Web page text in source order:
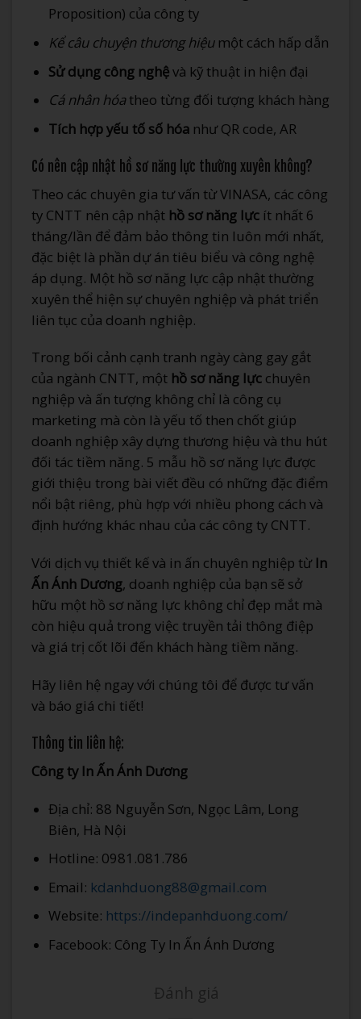
Proposition) của công ty
Kể câu chuyện thương hiệumột cách hấp dẫn
Sử dụng công nghệvà kỹ thuật in hiện đại
Cá nhân hóatheo từng đối tượng khách hàng
Tích hợp yếu tố số hóanhư QR code, AR
Có nên cập nhật hồ sơ năng lực thường xuyên không?
Theo các chuyên gia tư vấn từ VINASA, các công
ty CNTT nên cập nhật hồ sơ năng lực ít nhất 6
tháng/lần để đảm bảo thông tin luôn mới nhất,
đặc biệt là phần dự án tiêu biểu và công nghệ
áp dụng. Một hồ sơ năng lực cập nhật thường
xuyên thể hiện sự chuyên nghiệp và phát triển
liên tục của doanh nghiệp.
Trong bối cảnh cạnh tranh ngày càng gay gắt
của ngành CNTT, một hồ sơ năng lực chuyên
nghiệp và ấn tượng không chỉ là công cụ
marketing mà còn là yếu tố then chốt giúp
doanh nghiệp xây dựng thương hiệu và thu hút
đối tác tiềm năng. 5 mẫu hồ sơ năng lực được
giới thiệu trong bài viết đều có những đặc điểm
nổi bật riêng, phù hợp với nhiều phong cách và
định hướng khác nhau của các công ty CNTT.
Với dịch vụ thiết kế và in ấn chuyên nghiệp từ In
Ấn Ánh Dương, doanh nghiệp của bạn sẽ sở
hữu một hồ sơ năng lực không chỉ đẹp mắt mà
còn hiệu quả trong việc truyền tải thông điệp
và giá trị cốt lõi đến khách hàng tiềm năng.
Hãy liên hệ ngay với chúng tôi để được tư vấn
và báo giá chi tiết!
Thông tin liên hệ:
Công ty In Ấn Ánh Dương
Địa chỉ: 88 Nguyễn Sơn, Ngọc Lâm, Long
Biên, Hà Nội
Hotline: 0981.081.786
Email: kdanhduong88@gmail.com
Website: https://indepanhduong.com/
Facebook: Công Ty In Ấn Ánh Dương
Đánh giá